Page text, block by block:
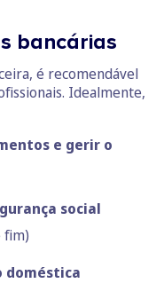
bancárias
é recomendável
Idealmente,
e gerir o
social
fim)
doméstica